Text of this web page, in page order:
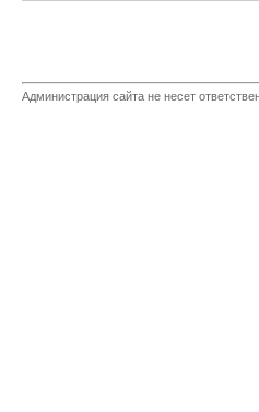
Администрация сайта не несет